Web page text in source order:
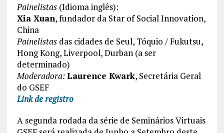
Painelistas (Idioma inglês):
Xia Xuan, fundador da Star of Social Innovation,
China
Painelistasdas cidades de Seul, Tóquio / Fukutsu,
Hong Kong, Liverpool, Durban (a ser
determinado)
Moderadora:Laurence Kwark, Secretária Geral
do GSEF
Link de registro
A segunda rodada da série de Seminários Virtuais